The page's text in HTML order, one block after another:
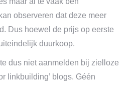
observeren dat deze meer
Dus hoewel de prijs op eerste
duurkoop.
dus niet aanmelden bij zielloze
linkbuilding’ blogs. Géén